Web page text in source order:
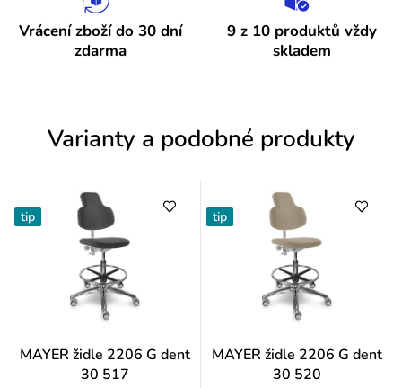
o
e
Vrácení zboží do 30 dní
zdarma
9 z 10 produktů vždy
skladem
Varianty a podobné produkty
tip
MAYER židle 2206 G dent
30 517
tip
MAYER židle 2206 G dent
30 520